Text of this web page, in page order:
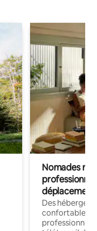
Nomades
déplacement
Des
confortables
professionnels